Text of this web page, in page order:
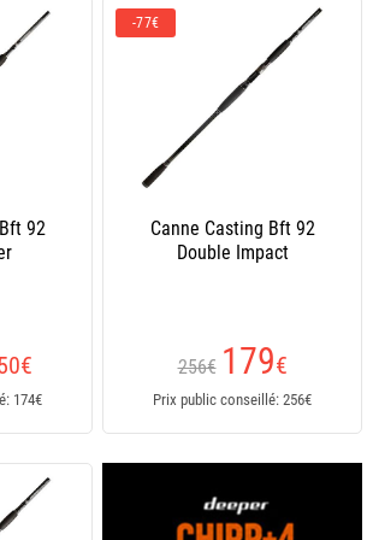
92
€
174€
-77€
Canne Casting Bft 92
Double Impact
256€ 179€
Prix public conseillé: 256€